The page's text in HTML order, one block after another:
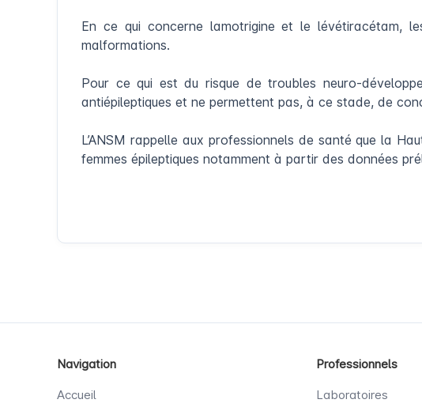
En ce qui concerne lamotrigine et le lévétiracétam,
malformations.
Pour ce qui est du risque de troubles neuro-
antiépileptiques et ne permettent pas, à ce stade, de
L’ANSM rappelle aux professionnels de santé que la
femmes épileptiques notamment à partir des données
Navigation
Accueil
Professionnels
Laboratoires